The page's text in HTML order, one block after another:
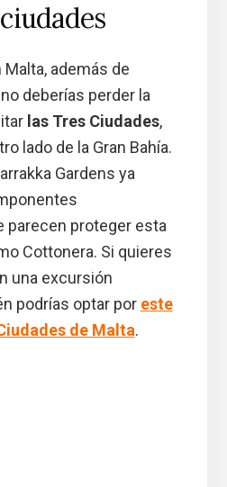
además de
deberías perder la
las Tres Ciudades,
lado de la Gran Bahía.
Gardens ya
proteger esta
Cottonera. Si quieres
una excursión
podrías optar por este
de Malta.